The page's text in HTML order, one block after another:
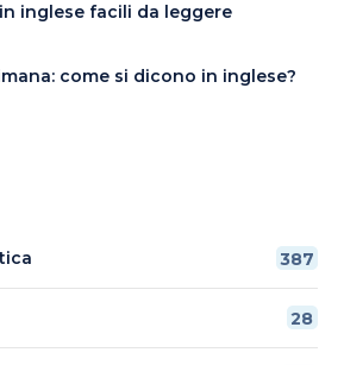
inglese facili da leggere
come si dicono in inglese?
387
28